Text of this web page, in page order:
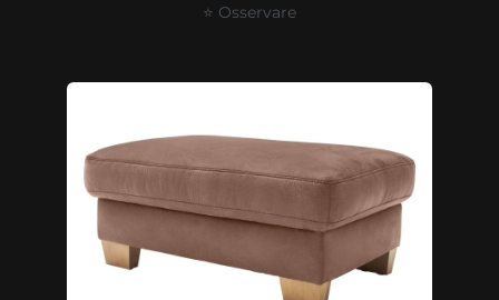
⭐ Osservare